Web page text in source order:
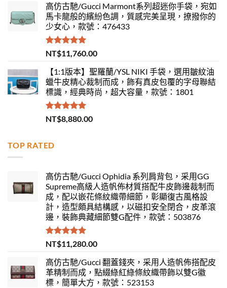
高仿古馳/Gucci Marmont系列超迷你手袋，宛如
馬卡龍般的繽紛色調，質感完美呈現，撩撥你的
少女心，款號：476433
評分5.00
滿分 5
NT$11,760.00
【1:1版本】聖羅蘭/YSL NIKI 手袋，選用皺紋油
蠟牛皮精心裁制而成，飾有真皮包覆的字母聯結
標識，經典時尚，超大容量，款號：1801
評分 5.00
滿分 5
NT$8,880.00
TOP RATED
高仿古馳/Gucci Ophidia 系列肩背包，采用GG
Supreme高級人造帆佈材質搭配牛皮飾邊裁制而
成，配以嵌花條紋織帶細節，彰顯復古風格設
計，造型頗具結構感，以磁扣安全閉合，皮革滾
邊，裝飾典藏細節雙G配件，款號：503876
評分5.00
滿分 5
NT$11,280.00
高仿古馳/Gucci 翻蓋錢夾，采用人造帆佈搭配皮
革精制而成，點綴綠紅綠條紋織帶飾以雙G徽
標，簡單大方，款號：523153